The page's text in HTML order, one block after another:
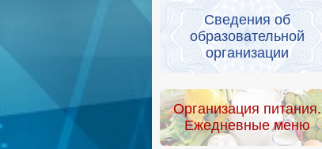
Сведения об
образовательной
организации
Организация питания.
Ежедневные меню